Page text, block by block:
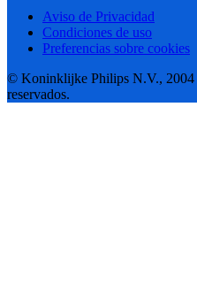
Aviso de Privacidad
Condiciones de uso
Preferencias sobre cookies
© Koninklijke Philips N.V., 2004
reservados.